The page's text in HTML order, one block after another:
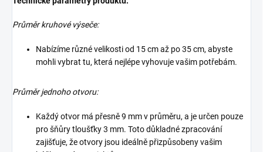
Průměr kruhové výseče:
Nabízíme různé velikosti od 15 cm až po 35 cm, abyste
mohli vybrat tu, která nejlépe vyhovuje vašim potřebám.
Průměr jednoho otvoru:
Každý otvor má přesně 9 mm v průměru, a je určen pouze
pro šňůry tloušťky 3 mm. Toto důkladné zpracování
zajišťuje, že otvory jsou ideálně přizpůsobeny vašim